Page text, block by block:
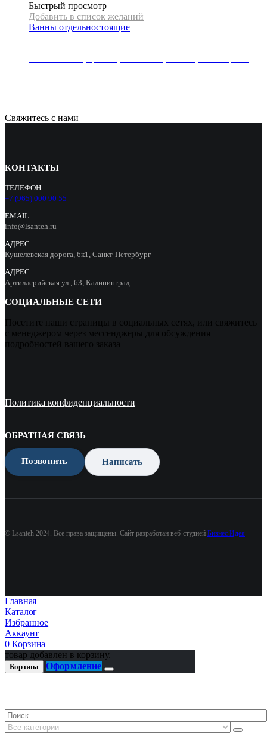
Быстрый просмотр
Добавить в список желаний
Ванны отдельностоящие
Свяжитесь с нами
КОНТАКТЫ
ТЕЛЕФОН:
+7 (965) 000 90 55
EMAIL:
info@lsanteh.ru
АДРЕС:
Кушелевская дорога, 6к1, Санкт-Петербург
АДРЕС:
Артиллерийская ул., 63, Калининград
СОЦИАЛЬНЫЕ СЕТИ
Посетите наши страницы в социальных сетях, или свяжитесь
с менеджером через мессенджеры для обсуждения
подробностей вашего заказа
Политика конфиденциальности
ОБРАТНАЯ СВЯЗЬ
Позвонить Написать
© Lsanteh 2024. Все права защищены. Сайт разработан веб-студией Бизнес Идея
Главная
Каталог
Избранное
Аккаунт
0 Корзина
товар добавлен в корзину.
Корзина Оформление